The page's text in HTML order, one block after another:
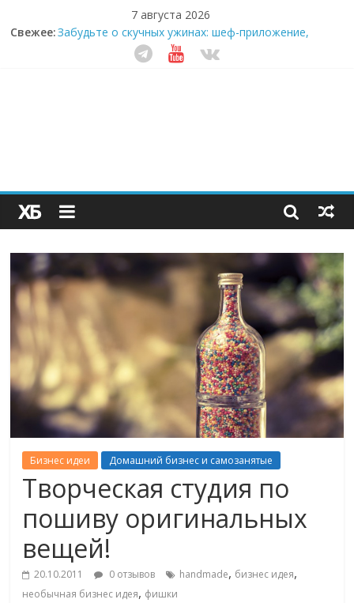
7 августа 2026
Свежее:
Секрет супергидратации: почему кокосовая вода с
пребиотиками становится главным трендом
здорового питания
Как простая наклейка заставляет миллионы людей
не забывать о самом важном креме этим летом
Бизнес идеи Домашний бизнес и самозанятые
Творческая студия по
пошиву оригинальных
вещей!
20.10.2011 0 отзывов handmade, бизнес идея,
необычная бизнес идея, фишки